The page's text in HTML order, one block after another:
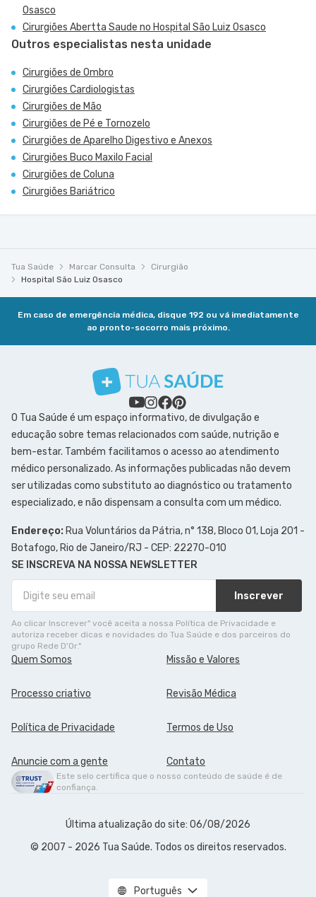
Osasco
Cirurgiões Abertta Saude no Hospital São Luiz Osasco
Outros especialistas nesta unidade
Cirurgiões de Ombro
Cirurgiões Cardiologistas
Cirurgiões de Mão
Cirurgiões de Pé e Tornozelo
Cirurgiões de Aparelho Digestivo e Anexos
Cirurgiões Buco Maxilo Facial
Cirurgiões de Coluna
Cirurgiões Bariátrico
Tua Saúde Marcar Consulta
Cirurgião
Hospital São Luiz Osasco
Em caso de emergência médica, disque 192 ou vá imediatamente
ao pronto-socorro mais próximo.
O Tua Saúde é um espaço informativo, de divulgação e
educação sobre temas relacionados com saúde, nutrição e
bem-estar. Também facilitamos o acesso ao atendimento
médico personalizado. As informações publicadas não devem
ser utilizadas como substituto ao diagnóstico ou tratamento
especializado, e não dispensam a consulta com um médico.
Endereço: Rua Voluntários da Pátria, n° 138, Bloco 01, Loja 201 -
Botafogo, Rio de Janeiro/RJ - CEP: 22270-010
SE INSCREVA NA NOSSA NEWSLETTER
Inscrever
Ao clicar Inscrever" você aceita a nossa Política de Privacidade e
autoriza receber dicas e novidades do Tua Saúde e dos parceiros do
grupo Rede D'Or."
Quem Somos Missão e Valores
Processo criativo Revisão Médica
Política de Privacidade Termos de Uso
Anuncie com a gente Contato
Este selo certifica que o nosso conteúdo de saúde é de
confiança.
Última atualização do site: 06/08/2026
© 2007 - 2026 Tua Saúde. Todos os direitos reservados.
Português